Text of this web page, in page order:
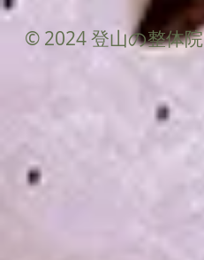
© 2024 登山の整体院